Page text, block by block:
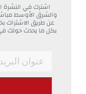
اشترك في النشرة
والشرق الأوسط
عن طريق الاشتراك
بكل ما يحدث حولك
Email
*